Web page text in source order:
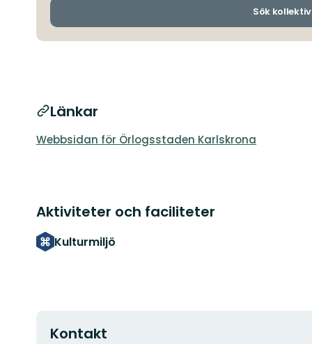
Sök
Länkar
Webbsidan för Örlogsstaden Karlskrona
Aktiviteter och faciliteter
Kulturmiljö
Kontakt